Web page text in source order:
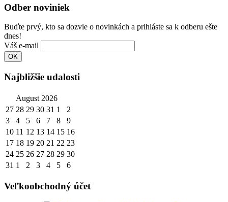
Odber noviniek
Buďte prvý, kto sa dozvie o novinkách a prihláste sa k odberu ešte
dnes!
Váš e-mail
Najbližšie udalosti
August 2026
27 28 29 30 31 1
2
3
4 5 6 7 8
9
10 11 12 13 14 15 16
17 18 19 20 21 22 23
24 25 26 27 28 29 30
31 1 2 3 4 5 6
Veľkoobchodný účet